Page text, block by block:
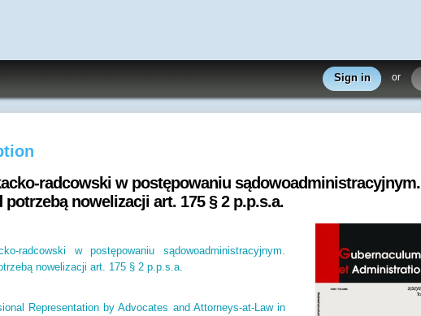
Sign in or
radcowski w postępowaniu sądowoadministracyjnym.
potrzebą nowelizacji art. 175 § 2 p.p.s.a.
radcowski w postępowaniu sądowoadministracyjnym.
nowelizacji art. 175 § 2 p.p.s.a.
Representation by Advocates and Attorneys-at-Law in